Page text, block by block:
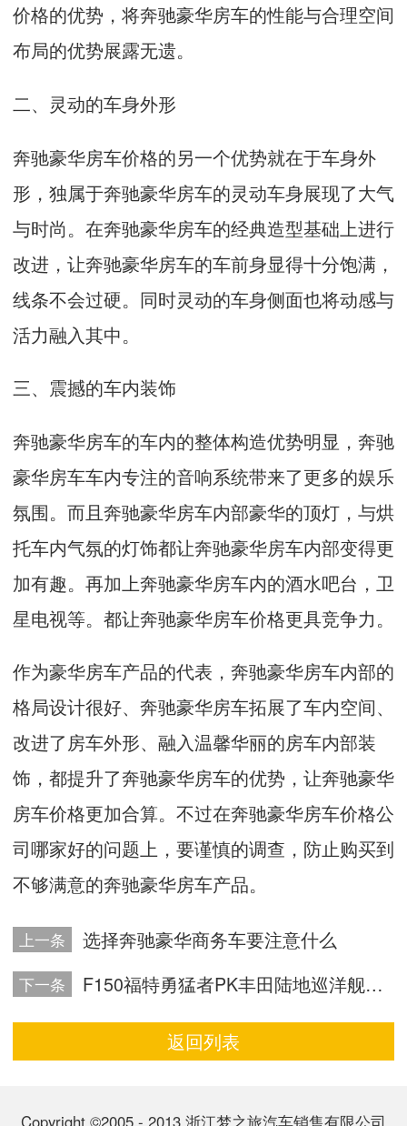
价格的优势，将奔驰豪华房车的性能与合理空间
布局的优势展露无遗。
二、灵动的车身外形
奔驰豪华房车价格的另一个优势就在于车身外
形，独属于奔驰豪华房车的灵动车身展现了大气
与时尚。在奔驰豪华房车的经典造型基础上进行
改进，让奔驰豪华房车的车前身显得十分饱满，
线条不会过硬。同时灵动的车身侧面也将动感与
活力融入其中。
三、震撼的车内装饰
奔驰豪华房车的车内的整体构造优势明显，奔驰
豪华房车车内专注的音响系统带来了更多的娱乐
氛围。而且奔驰豪华房车内部豪华的顶灯，与烘
托车内气氛的灯饰都让奔驰豪华房车内部变得更
加有趣。再加上奔驰豪华房车内的酒水吧台，卫
星电视等。都让奔驰豪华房车价格更具竞争力。
作为豪华房车产品的代表，奔驰豪华房车内部的
格局设计很好、奔驰豪华房车拓展了车内空间、
改进了房车外形、融入温馨华丽的房车内部装
饰，都提升了奔驰豪华房车的优势，让奔驰豪华
房车价格更加合算。不过在奔驰豪华房车价格公
司哪家好的问题上，要谨慎的调查，防止购买到
不够满意的奔驰豪华房车产品。
上一条 选择奔驰豪华商务车要注意什么
下一条 F150福特勇猛者PK丰田陆地巡洋舰越野车
返回列表